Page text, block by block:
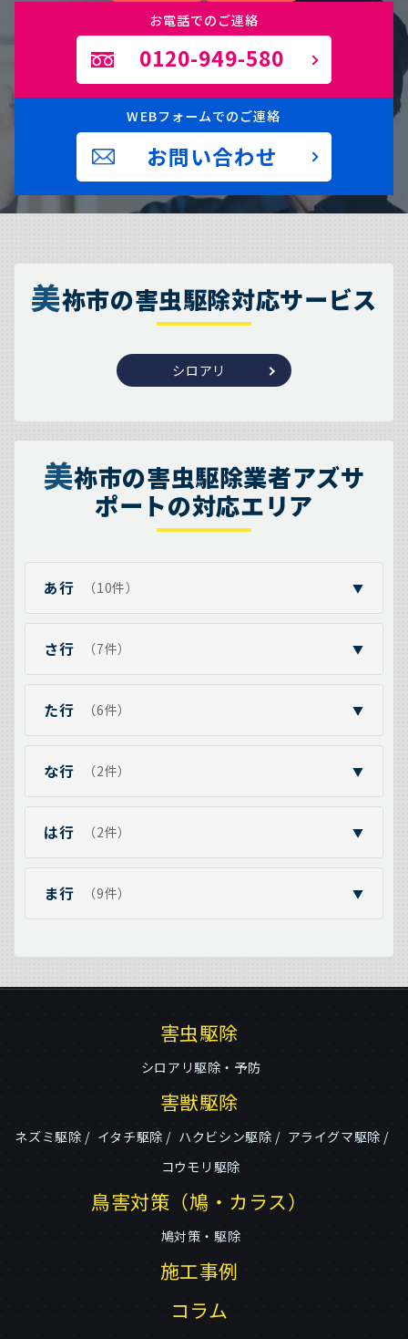
お電話でのご連絡
0120-949-580
WEBフォームでのご連絡
お問い合わせ
美祢市の害虫駆除対応サービス
シロアリ
美祢市の害虫駆除業者アズサ
ポートの対応エリア
あ行 （10件） ▼
さ行 （7件） ▼
た行 （6件） ▼
な行 （2件） ▼
は行 （2件） ▼
ま行 （9件） ▼
害虫駆除
シロアリ駆除・予防
害獣駆除
ネズミ駆除 イタチ駆除 ハクビシン駆除
アライグマ駆除
コウモリ駆除
鳥害対策（鳩・カラス）
鳩対策・駆除
施工事例
コラム